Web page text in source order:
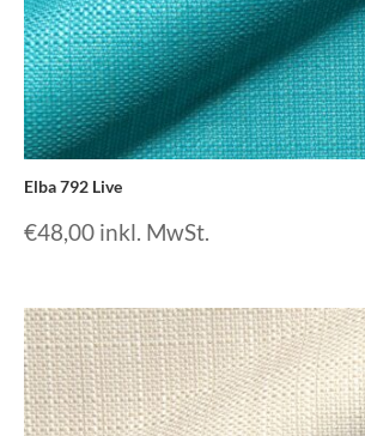
Elba 792 Live
€48,00 inkl. MwSt.